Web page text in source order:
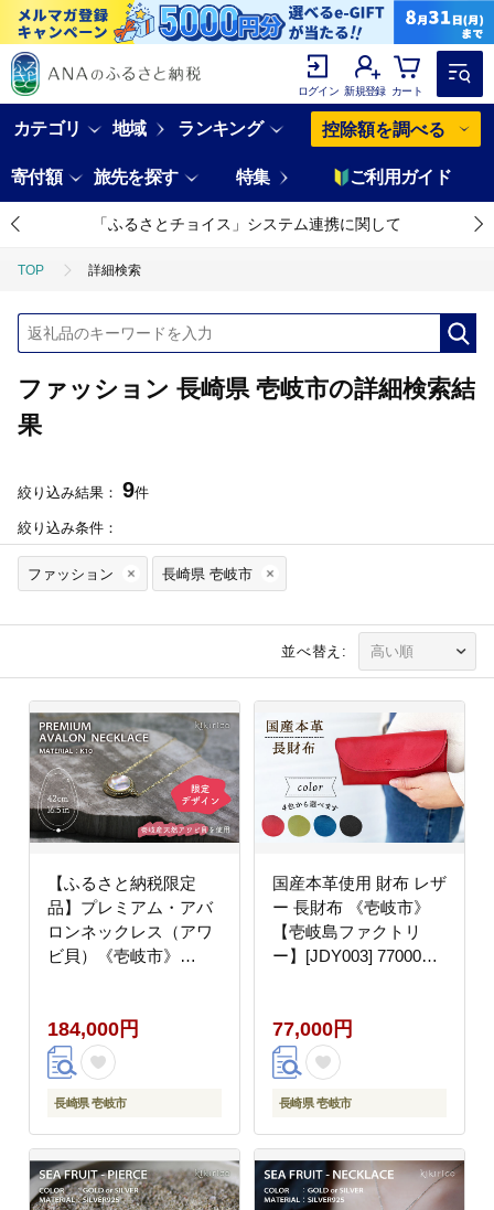
ログイン 新規登録 カート
カテゴリ 地域 ランキング 控除額を調べる
寄付額 旅先を探す 特集 ご利用ガイド
「ふるさとチョイス」システム連携に関して
TOP 詳細検索
ファッション 長崎県 壱岐市の詳細検索結
果
絞り込み結果： 9件
絞り込み条件：
ファッション 長崎県 壱岐市
並べ替え:
【ふるさと納税限定
品】プレミアム・アバ
ロンネックレス（アワ
ビ貝）《壱岐市》
円
184,000円
長崎県 壱岐市
国産本革使用 財布 レザ
ー 長財布 《壱岐市》
【壱岐島ファクトリ
ー】[JDY003] 77000
77,000円
長崎県 壱岐市